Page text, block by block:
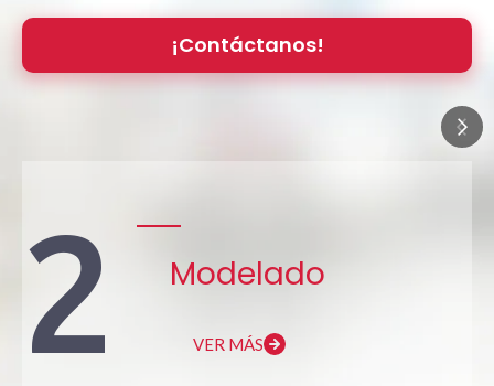
¡Contáctanos!
Modelado
VER MÁS